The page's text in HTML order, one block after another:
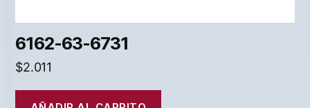
6162-63-6731
$2.011